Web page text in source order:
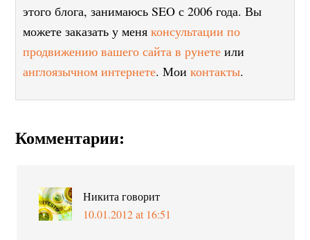
этого блога, занимаюсь SEO с 2006 года. Вы
можете заказать у меняконсультации по
продвижению вашего сайта в рунете или
англоязычном интернете. Моиконтакты.
Комментарии:
Никита говорит
10.01.2012 at 16:51